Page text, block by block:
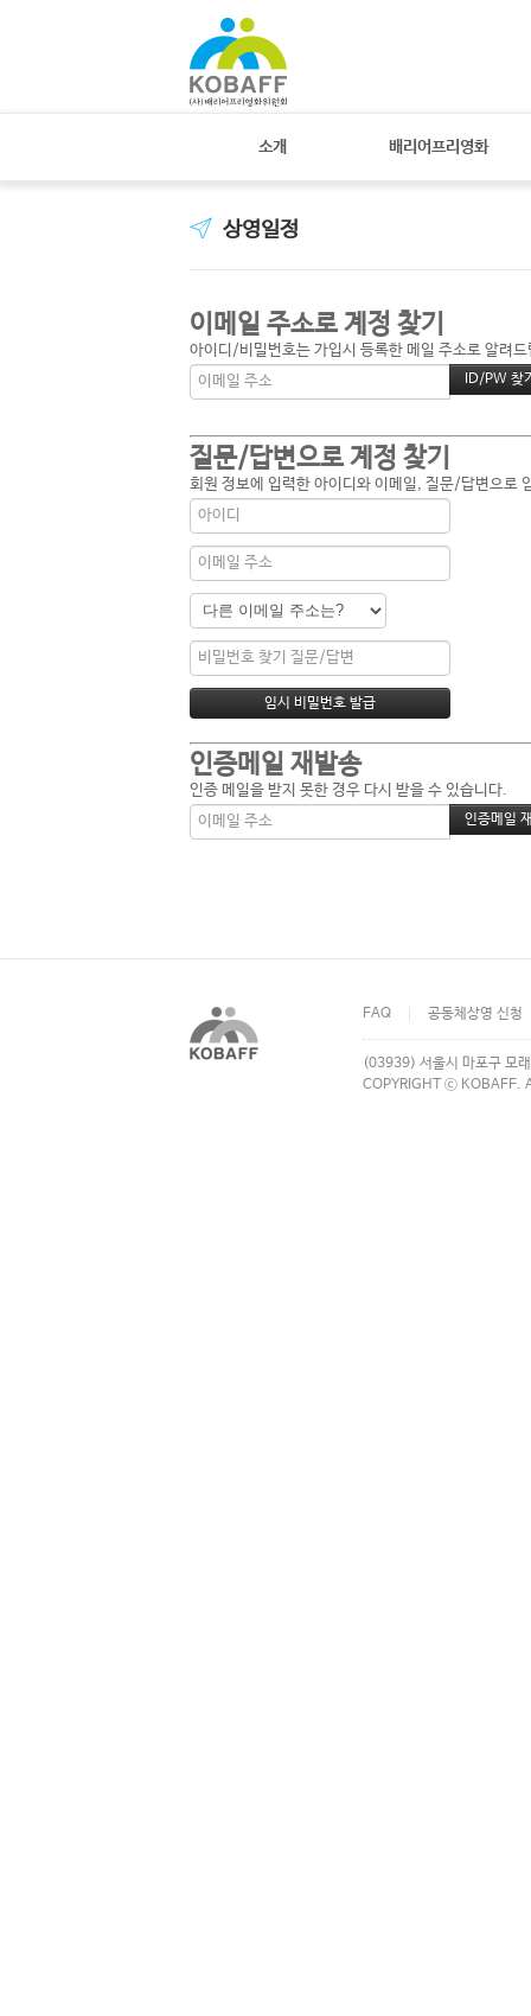
소개 배리어프리영화
상영일정
이메일 주소로 계정 찾기
아이디/비밀번호는 가입시 등록한 메일 주소로 알려
질문/답변으로 계정 찾기
회원 정보에 입력한 아이디와 이메일, 질문/답변으로
인증메일 재발송
인증 메일을 받지 못한 경우 다시 받을 수 있습니다.
FAQ 공동체상영 신청
(03939) 서울시 마포구 모
COPYRIGHT ⓒ KOBAFF.